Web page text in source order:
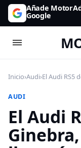
Añade
Google
Inicio›Audi›El Audi RS5
AUDI
El Audi